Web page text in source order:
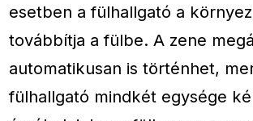
esetben a fülhallgató a
továbbítja a fülbe. A zene
automatikusan is történhet,
fülhallgató mindkét egysége